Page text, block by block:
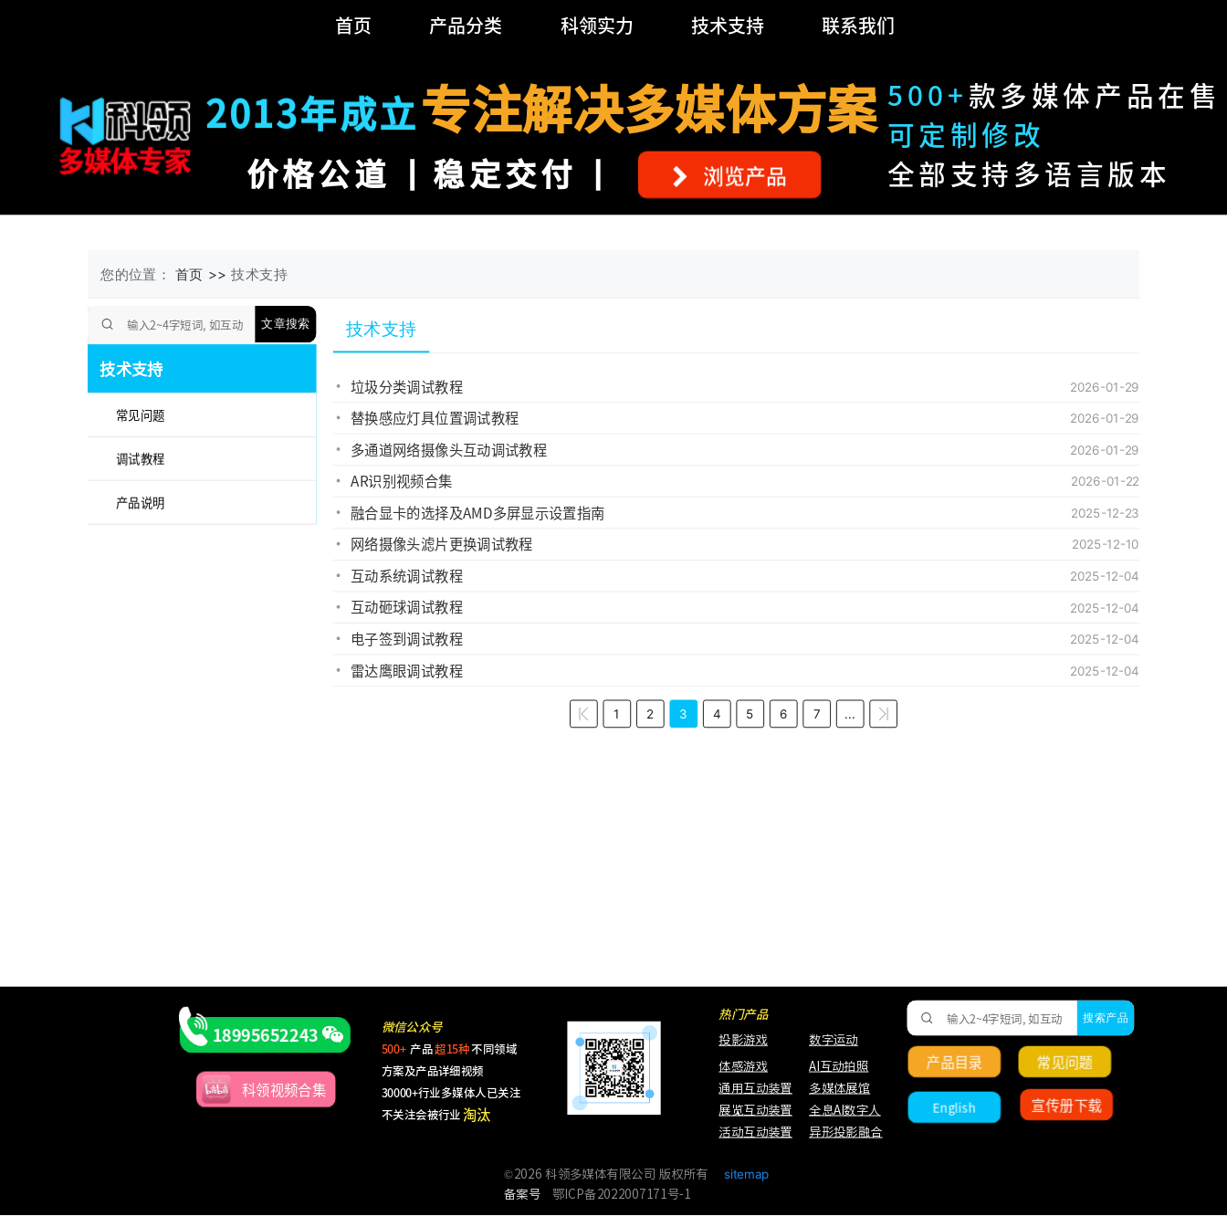
首页 产品分类 科领实力 技术支持 联系我们
浏览产品
500+款多媒体产品在售
可定制修改
全部支持多语言版本
2013年成立
价格公道 稳定交付
专注解决多媒体方案
技术支持
常见问题
调试教程
产品说明
文章搜索
您的位置： 首页 >>技术支持
技术支持
垃圾分类调试教程 2026-01-29
替换感应灯具位置调试教程 2026-01-29
多通道网络摄像头互动调试教程 2026-01-29
AR识别视频合集 2026-01-22
融合显卡的选择及AMD多屏显示设置指南 2025-12-23
网络摄像头滤片更换调试教程 2025-12-10
互动系统调试教程 2025-12-04
互动砸球调试教程 2025-12-04
电子签到调试教程 2025-12-04
雷达鹰眼调试教程 2025-12-04
1 2 3 4 5 6 7 ...
博客
+
18995652243
热门产品
投影游戏 数字运动
体感游戏
AI互动拍照
通用互动装置
多媒体展馆
展览互动装置
全息AI数字人
活动互动装置
异形投影融合
产品目录
方案及产品详细视频
30000+行业多媒体人已关注
不关注会被行业淘汰
微信公众号
500+ 产品超15种不同领域
搜索产品
English
科领视频合集
©2026 科领多媒体有限公司 版权所有
备案号 鄂ICP备2022007171号-1
常见问题
宣传册下载
sitemap